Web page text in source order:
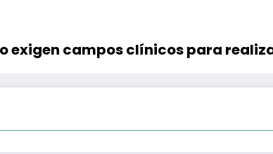
exigen campos clínicos para